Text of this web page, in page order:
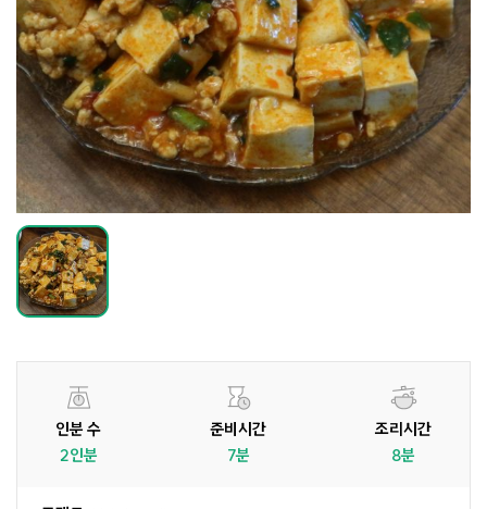
인분 수
2인분
준비시간
7분
조리시간
8분